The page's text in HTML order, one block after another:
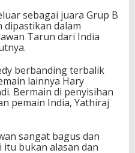
sebagai juara Grup B
dipastikan dalam
Tarun dari India
berbanding terbalik
lainnya Hary
Bermain di penyisihan
pemain India, Yathiraj
sangat bagus dan
bukan alasan dan